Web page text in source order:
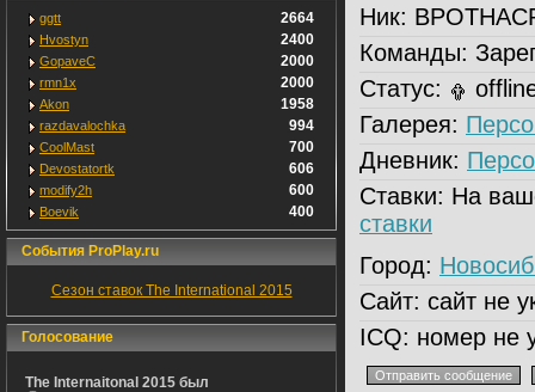
ggtt 2664
Hvostyn 2400
GopaveC 2000
rmn1x 2000
Akon 1958
razdavalochka 994
CoolMast 700
Devostatortk 606
modify2h 600
Boevik 400
События ProPlay.ru
Сезон ставок The International 2015
Голосование
The Internaitonal 2015 был
Ник:
Команды:
Статус:
Галерея:
Дневник:
Ставки: На
ставки
Город:
Сайт: сайт не
ICQ: номер не